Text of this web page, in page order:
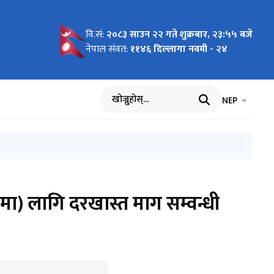
तथा र
२०८१
लागि
जारी
लागि
-
वि.सं: २०८३ साउन २२ गते शुक्रबार, २३:५५ बजे
नेपाल संवत: ११४६ दिल्लागा नवमी - २४
खोज्नुहोस् भाषा चयन
NEP
लागि दरखास्त माग सम्वन्धी